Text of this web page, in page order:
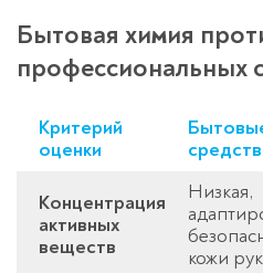
Бытовая химия
профессиональных
Критерий
оценки
Концентрация
активных
веществ
Низкая,
кожи рук